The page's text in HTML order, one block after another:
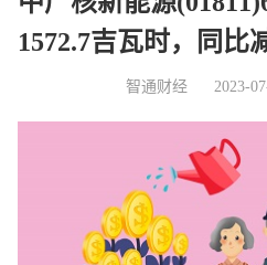
1572.7吉瓦时，同比
智通财经 2023-